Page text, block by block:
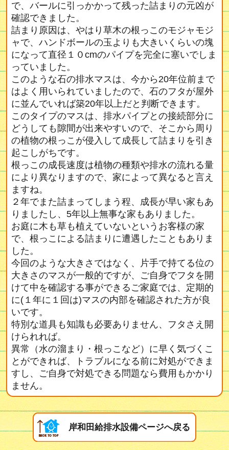
で、バールに引っかかって残った詰まりの元凶が
確認できました。
詰まり原因は、やはり草木の根っこのモジャモジ
ャで、ハンドボールの玉よりも大きいくらいの塊
になって直径１０cmのパイプを完全に塞いでしま
っていました。
このような石の排水マスは、今から20年位前まで
はよく用いられていましたので、石のフタが屋外
に並んでいれば築20年以上だと判断できます。
このタイプのマスは、排水パイプとの接続部分に
どうしても隙間が出来やすいので、そこから周り
の植物の根っこが侵入して成長して詰まりを引き
起こしがちです。
根っこの成長速度は植物の種類や排水の流れる量
により異なりますので、家によって異なると言え
ますね。
２年でまた詰まってしまう程、成長が早い家もあ
りましたし、5年以上無事な家もありました。
お庭に木も草も植えていないというお客様の家
で、根っこによる詰まりに遭遇したこともありま
した。
今回のような大きさではなく、片手で持てる位の
大きさのマスが一般的ですが、ご自身でフタを開
けて中を確認する事ができるご家庭では、定期的
に(１年に１回は)マスの内部を確認された方が良
いです。
特別な道具も知識も必要ありません、フタさえ開
けられれば。
異常（水の溜まり・根っこなど）に早く気づくこ
とができれば、トラブルになる前に対処ができま
すし、ご自身で対処できる問題なら費用もかかり
ません。
岸和田給排水設備ページへ戻る